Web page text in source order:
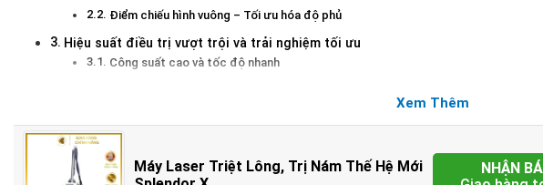
Điểm chiếu hình vuông – Tối ưu hóa độ phủ
Hiệu suất điều trị vượt trội và trải nghiệm tối ưu
Công suất cao và tốc độ nhanh
Triệt lông lâu dài
Điều trị tổn thương sắc tố
Xem Thêm
Máy Laser Triệt Lông, Trị Nám Thế Hệ Mới
NHẬN